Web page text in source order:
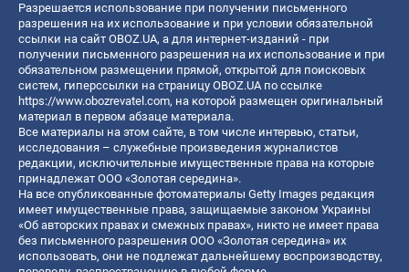
Разрешается использование при получении письменного
разрешения на их использование и при условии обязательной
ссылки на сайт OBOZ.UA, а для интернет-изданий - при
получении письменного разрешения на их использование и при
обязательном размещении прямой, открытой для поисковых
систем, гиперссылки на страницу OBOZ.UA по ссылке
https://www.obozrevatel.com, на которой размещен оригинальный
материал в первом абзаце материала.
Все материалы на этом сайте, в том числе интервью, статьи,
исследования – служебные произведения журналистов
редакции, исключительные имущественные права на которые
принадлежат ООО «Золотая середина».
На все опубликованные фотоматериалы Getty Images редакция
имеет имущественные права, защищаемые законом Украины
«Об авторских правах и смежных правах», никто не имеет права
без письменного разрешения ООО «Золотая середина» их
использовать, они не подлежат дальнейшему воспроизводству,